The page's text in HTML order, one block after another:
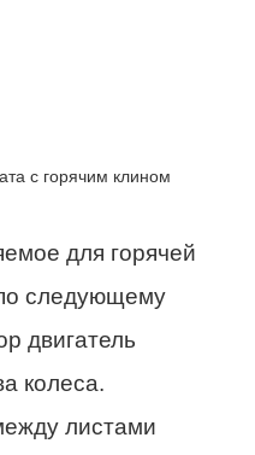
с горячим клином
для горячей
следующему
двигатель
колеса.
листами